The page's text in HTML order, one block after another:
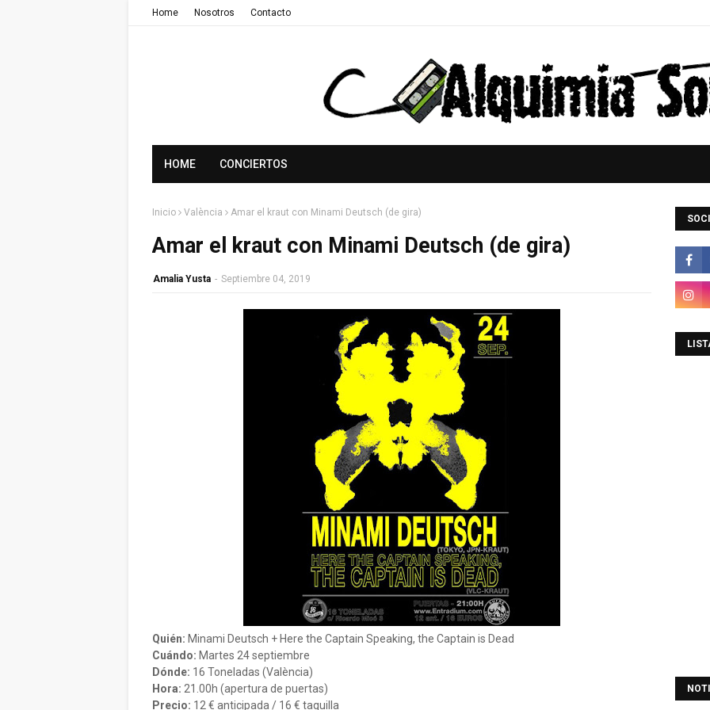
Home Nosotros Contacto
HOME CONCIERTOS
Inicio València Amar el kraut con Minami Deutsch (de gira)
Amar el kraut con Minami Deutsch (de gira)
Amalia Yusta - Septiembre 04, 2019
Quién: Minami Deutsch + Here the Captain Speaking, the Captain is Dead
Cuándo: Martes 24 septiembre
Dónde: 16 Toneladas (València)
Hora: 21.00h (apertura de puertas)
Precio: 12 € anticipada / 16 € taquilla